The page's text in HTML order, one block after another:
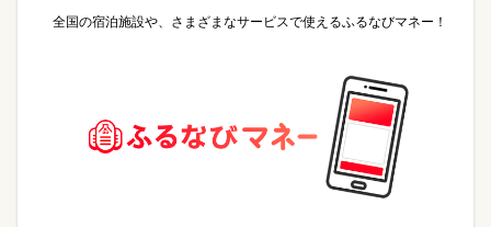
全国の宿泊施設や、さまざまなサービスで使えるふるなびマネー！